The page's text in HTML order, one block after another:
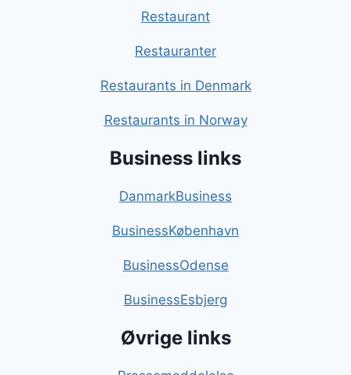
Restaurant
Restauranter
Restaurants in Denmark
Restaurants in Norway
Business links
DanmarkBusiness
BusinessKøbenhavn
BusinessOdense
BusinessEsbjerg
Øvrige links